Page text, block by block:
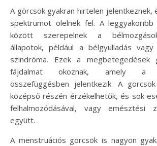
A görcsök gyakran hirtelen jelentkeznek,
spektrumot ölelnek fel. A
között szerepelnek a
állapotok, például a bélgyulladás
szindróma. Ezek a megbetegedések
fájdalmat okoznak, amely a
összefüggésben jelentkezik. A
középső részén érzékelhetők, és sok
felhalmozódásával, vagy emésztési
együtt.
A menstruációs görcsök is nagyon